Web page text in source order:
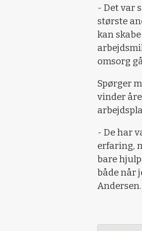
- Det var
største
kan
omsorg
Spørger
vinder
- De har
erfaring,
bare
både når
Andersen.